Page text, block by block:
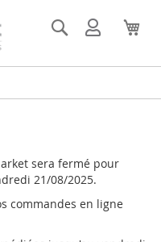
Rechercher
Mon
compte
sera fermé pour
21/08/2025.
commandes en ligne